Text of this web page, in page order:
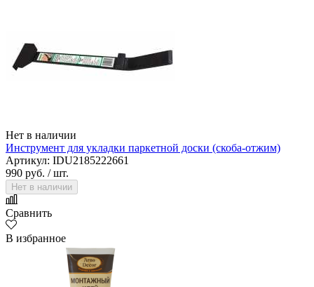
Нет в наличии
Инструмент для укладки паркетной доски (скоба-отжим)
Артикул: IDU2185222661
990 руб. / шт.
Нет в наличии
Сравнить
В избранное